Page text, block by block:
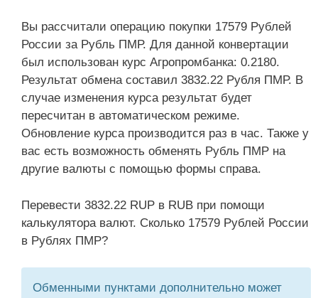
Вы рассчитали операцию покупки 17579 Рублей
России за Рубль ПМР. Для данной конвертации
был использован курс Агропромбанка: 0.2180.
Результат обмена составил 3832.22 Рубля ПМР. В
случае изменения курса результат будет
пересчитан в автоматическом режиме.
Обновление курса производится раз в час. Также у
вас есть возможность обменять Рубль ПМР на
другие валюты с помощью формы справа.
Перевести 3832.22 RUP в RUB при помощи
калькулятора валют. Сколько 17579 Рублей России
в Рублях ПМР?
Обменными пунктами дополнительно может